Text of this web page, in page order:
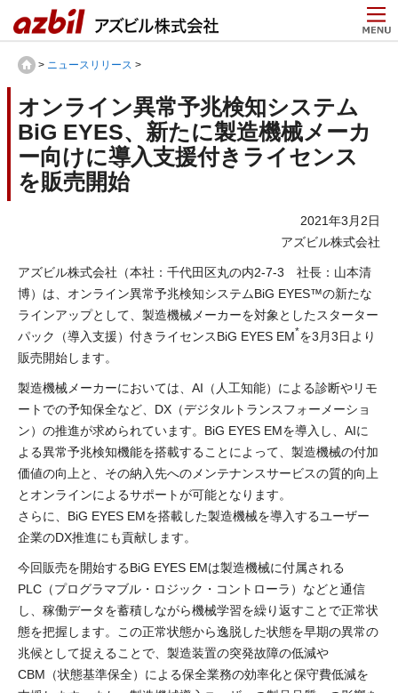
> ニュースリリース >
オンライン異常予兆検知システム
BiG EYES、新たに製造機械メーカ
ー向けに導入支援付きライセンス
を販売開始
2021年3月2日
アズビル株式会社
アズビル株式会社（本社：千代田区丸の内2-7-3 社長：山本清
博）は、オンライン異常予兆検知システムBiG EYES™の新たな
ラインアップとして、製造機械メーカーを対象としたスターター
パック（導入支援）付きライセンスBiG EYES EM*を3月3日より
販売開始します。
製造機械メーカーにおいては、AI（人工知能）による診断やリモ
ートでの予知保全など、DX（デジタルトランスフォーメーショ
ン）の推進が求められています。BiG EYES EMを導入し、AIに
よる異常予兆検知機能を搭載することによって、製造機械の付加
価値の向上と、その納入先へのメンテナンスサービスの質的向上
とオンラインによるサポートが可能となります。
さらに、BiG EYES EMを搭載した製造機械を導入するユーザー
企業のDX推進にも貢献します。
今回販売を開始するBiG EYES EMは製造機械に付属される
PLC（プログラマブル・ロジック・コントローラ）などと通信
し、稼働データを蓄積しながら機械学習を繰り返すことで正常状
態を把握します。この正常状態から逸脱した状態を早期の異常の
兆候として捉えることで、製造装置の突発故障の低減や
CBM（状態基準保全）による保全業務の効率化と保守費低減を